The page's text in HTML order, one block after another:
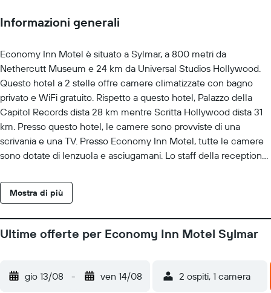
Informazioni generali
Economy Inn Motel è situato a Sylmar, a 800 metri da
Nethercutt Museum e 24 km da Universal Studios Hollywood.
Questo hotel a 2 stelle offre camere climatizzate con bagno
privato e WiFi gratuito. Rispetto a questo hotel, Palazzo della
Capitol Records dista 28 km mentre Scritta Hollywood dista 31
km. Presso questo hotel, le camere sono provviste di una
scrivania e una TV. Presso Economy Inn Motel, tutte le camere
sono dotate di lenzuola e asciugamani. Lo staff della reception
la zona. Getty Center è a 27 km da Economy Inn Motel, mentre
Dolby Theater si trova a 28 km di distanza. Aeroporto di
Mostra di più
Ultime offerte per Economy Inn Motel Sylmar
gio 13/08 - ven 14/08 2 ospiti, 1 camera